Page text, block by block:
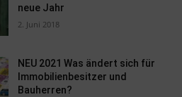
neue Jahr
2. Juni 2018
NEU 2021 Was ändert sich für
Immobilienbesitzer und
Bauherren?